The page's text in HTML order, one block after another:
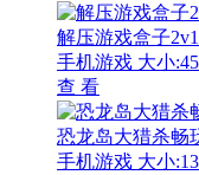
解压游戏盒子
手机游戏 大小
查 看
恐龙岛大猎杀畅
手机游戏 大小